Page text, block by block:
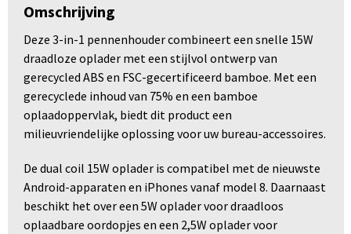
Omschrijving
Deze 3-in-1 pennenhouder combineert een snelle 15W
draadloze oplader met een stijlvol ontwerp van
gerecycled ABS en FSC-gecertificeerd bamboe. Met een
gerecyclede inhoud van 75% en een bamboe
oplaadoppervlak, biedt dit product een
milieuvriendelijke oplossing voor uw bureau-accessoires.
De dual coil 15W oplader is compatibel met de nieuwste
Android-apparaten en iPhones vanaf model 8. Daarnaast
beschikt het over een 5W oplader voor draadloos
oplaadbare oordopjes en een 2,5W oplader voor